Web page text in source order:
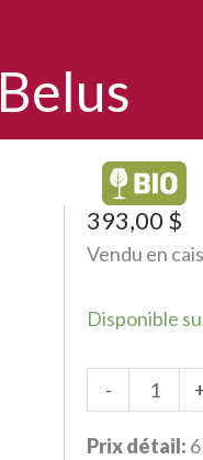
Belus
393,00 $
Vendu en
Disponible
-
quantité
de
Belus
Prix détail: